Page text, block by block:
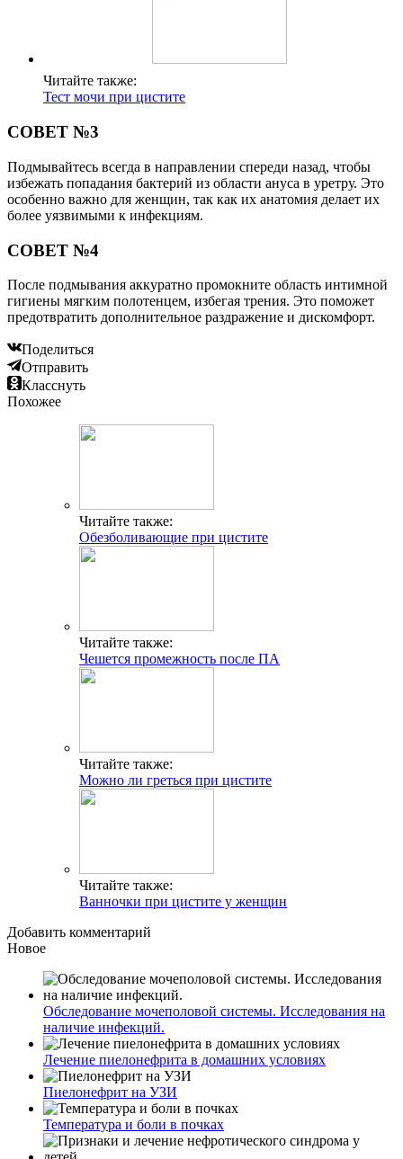
Читайте также:
Тест мочи при цистите
СОВЕТ №3
Подмывайтесь всегда в направлении спереди назад, чтобы
избежать попадания бактерий из области ануса в уретру. Это
особенно важно для женщин, так как их анатомия делает их
более уязвимыми к инфекциям.
СОВЕТ №4
После подмывания аккуратно промокните область интимной
гигиены мягким полотенцем, избегая трения. Это поможет
предотвратить дополнительное раздражение и дискомфорт.
Поделиться
Отправить
Класснуть
Похожее
Читайте также:
Обезболивающие при цистите
Читайте также:
Чешется промежность после ПА
Читайте также:
Можно ли греться при цистите
Читайте также:
Ванночки при цистите у женщин
Добавить комментарий
Новое
Обследование мочеполовой системы. Исследования на
наличие инфекций.
Лечение пиелонефрита в домашних условиях
Пиелонефрит на УЗИ
Температура и боли в почках